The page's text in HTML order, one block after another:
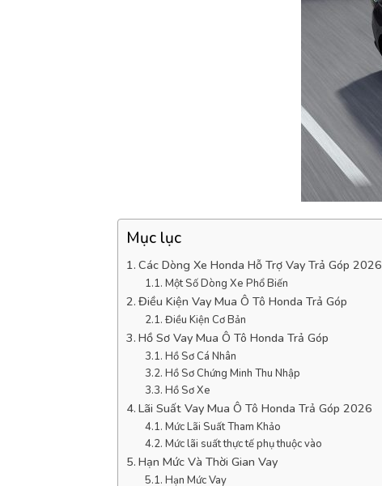
Mục lục
Các Dòng Xe Honda Hỗ Trợ Vay Trả Góp 2026
Một Số Dòng Xe Phổ Biến
Điều Kiện Vay Mua Ô Tô Honda Trả Góp
Điều Kiện Cơ Bản
Hồ Sơ Vay Mua Ô Tô Honda Trả Góp
Hồ Sơ Cá Nhân
Hồ Sơ Chứng Minh Thu Nhập
Hồ Sơ Xe
Lãi Suất Vay Mua Ô Tô Honda Trả Góp 2026
Mức Lãi Suất Tham Khảo
Mức lãi suất thực tế phụ thuộc vào
Hạn Mức Và Thời Gian Vay
Hạn Mức Vay